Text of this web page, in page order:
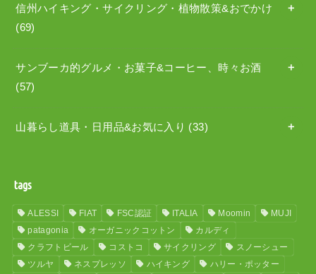
信州ハイキング・サイクリング・植物散策&おでかけ
(69)
サンブーカ的グルメ・お菓子&コーヒー、時々お酒
(57)
山暮らし道具・日用品&お気に入り (33)
tags
ALESSI FIAT FSC認証 ITALIA Moomin
MUJI
patagonia
オーガニックコットン
カルディ
クラフトビール
コストコ サイクリング
スノーシュー
ツルヤ
ネスプレッソ ハイキング
ハリー・ポッター